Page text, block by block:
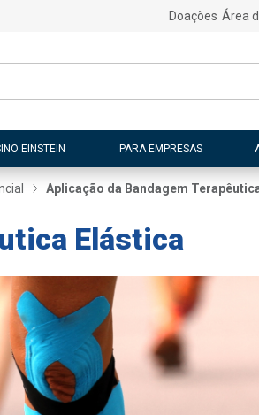
Doações Área
EINSTEIN PARA EMPRESAS
Aplicação da Bandagem
Elástica